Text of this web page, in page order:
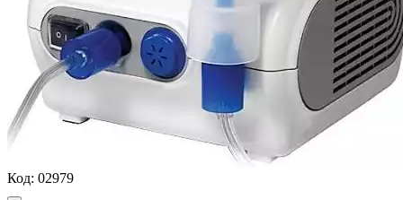
Код: 02979